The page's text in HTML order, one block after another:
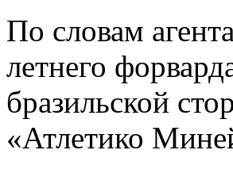
По словам
летнего
бразильской
«Атлетико